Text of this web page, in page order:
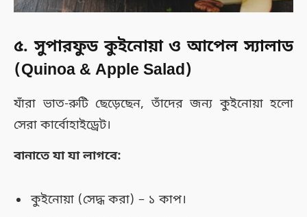
৫. সুপারফুড কুইনোয়া ও আপেল স্যালাড
(Quinoa & Apple Salad)
যাঁরা ভাত-রুটি ছেড়েছেন, তাঁদের জন্য কুইনোয়া হলো
সেরা কার্বোহাইড্রেট।
বানাতে যা যা লাগবে:
কুইনোয়া (সেদ্ধ করা) – ১ কাপ।